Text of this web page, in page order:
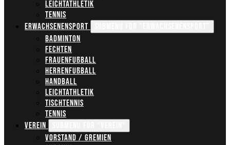
Leichtathletik
Tennis
Erwachsenensport
Badminton
Fechten
Frauenfußball
Herrenfußball
Handball
Leichtathletik
Tischtennis
Tennis
Verein
Vorstand / Gremien